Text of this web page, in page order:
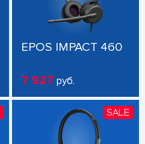
EPOS IMPACT 460
7 927 руб.
SALE